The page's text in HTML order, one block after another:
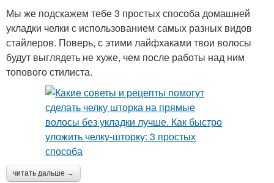
Мы же подскажем тебе 3 простых способа домашней
укладки челки с использованием самых разных видов
стайлеров. Поверь, с этими лайфхаками твои волосы
будут выглядеть не хуже, чем после работы над ним
топового стилиста.
читать дальше →